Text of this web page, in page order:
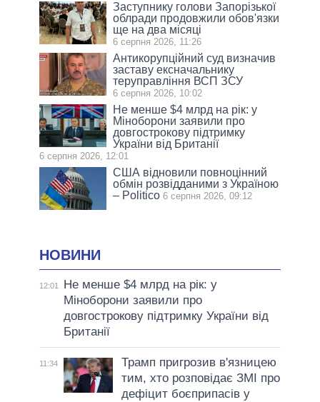
Заступнику голови Запорізької
облради продовжили обов'язки
ще на два місяці
6 серпня 2026, 11:26
Антикорупційний суд визначив
заставу ексначальнику
теруправління ВСП ЗСУ
6 серпня 2026, 10:02
Не менше $4 млрд на рік: у
Міноборони заявили про
довгострокову підтримку
України від Британії
6 серпня 2026, 12:01
США відновили повноцінний
обмін розвідданими з Україною
– Politico 6 серпня 2026, 09:12
НОВИНИ
12:01
Не менше $4 млрд на рік: у
Міноборони заявили про
довгострокову підтримку України від
Британії
11:34
Трамп пригрозив в'язницею
тим, хто розповідає ЗМІ про
дефіцит боєприпасів у